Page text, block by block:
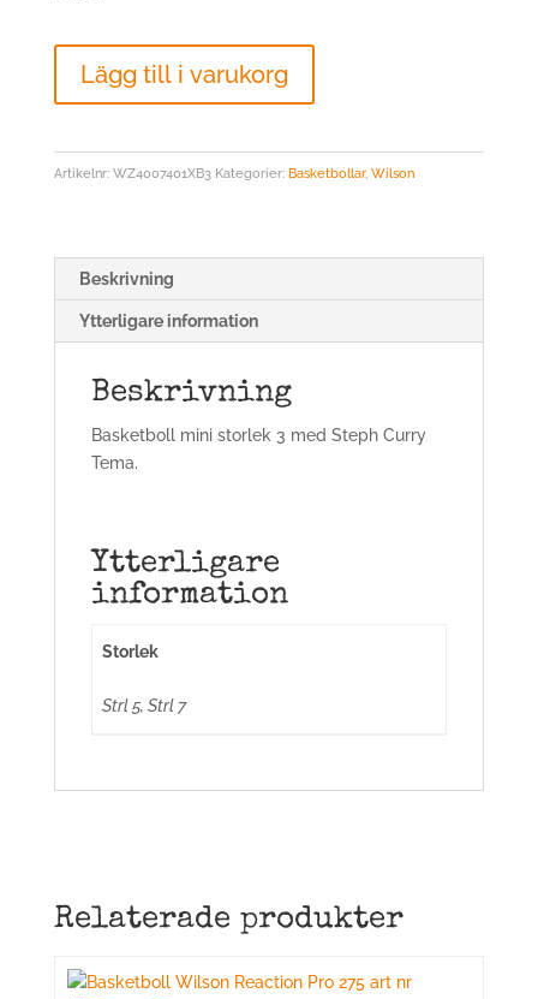
Basketboll
storlek
Lägg till i varukorg
Artikelnr: WZ4007401XB3 Kategorier: Basketbollar, Wilson
Beskrivning
Ytterligare information
Beskrivning
Basketboll mini storlek 3 med Steph Curry
Tema.
Ytterligare
information
Storlek
Strl 5, Strl 7
Relaterade produkter